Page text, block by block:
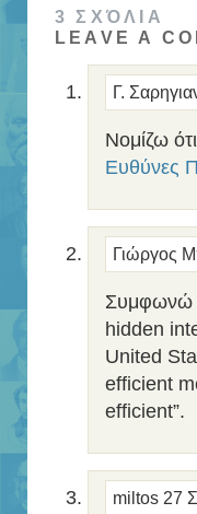
3 ΣΧΌΛΙΑ
LEAVE A
Γ.
Νομίζω
Ευθύνες
Γιώργος
Συμφωνώ
hidden
United
efficient
efficient”.
miltos 27